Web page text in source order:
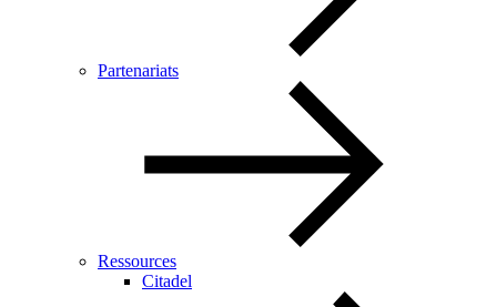
Partenariats
Ressources
Citadel